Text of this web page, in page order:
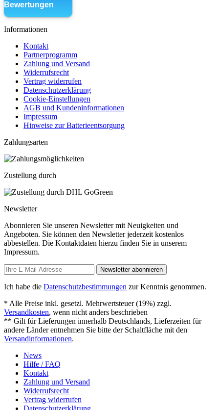
Informationen
Kontakt
Partnerprogramm
Zahlung und Versand
Widerrufsrecht
Vertrag widerrufen
Datenschutzerklärung
Cookie-Einstellungen
AGB und Kundeninformationen
Impressum
Hinweise zur Batterieentsorgung
Zahlungsarten
Zustellung durch
Newsletter
Abonnieren Sie unseren Newsletter mit Neuigkeiten und
Angeboten. Sie können den Newsletter jederzeit kostenlos
abbestellen. Die Kontaktdaten hierzu finden Sie in unserem
Impressum.
Newsletter abonnieren
Ich habe die Datenschutzbestimmungen zur Kenntnis genommen.
* Alle Preise inkl. gesetzl. Mehrwertsteuer (19%) zzgl.
Versandkosten, wenn nicht anders beschrieben
** Gilt für Lieferungen innerhalb Deutschlands, Lieferzeiten für
andere Länder entnehmen Sie bitte der Schaltfläche mit den
Versandinformationen.
News
Hilfe / FAQ
Kontakt
Zahlung und Versand
Widerrufsrecht
Vertrag widerrufen
Datenschutzerklärung